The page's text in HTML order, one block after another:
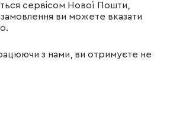
сервісом Нової Пошти,
ви можете вказати
з нами, ви отримуєте не